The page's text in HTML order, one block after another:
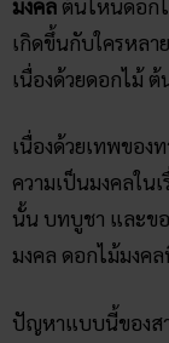
มงคล ต้นไหนดอก
เกิดขึ้นกับใครหล
เนื่องด้วยดอกไม้
เนื่องด้วยเทพของ
ความเป็นมงคลในเ
นั้น บทบูชา และขอ
มงคล ดอกไม้มงค
ปัญหาแบบนี้ของส